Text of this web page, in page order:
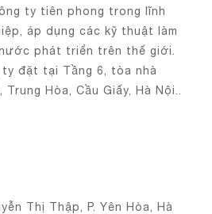
ty tiên phong trong lĩnh
áp dụng các kỹ thuật làm
phát triển trên thế giới.
đặt tại Tầng 6, tòa nhà
Hòa, Cầu Giấy, Hà Nội..
Thị Thập, P. Yên Hòa, Hà